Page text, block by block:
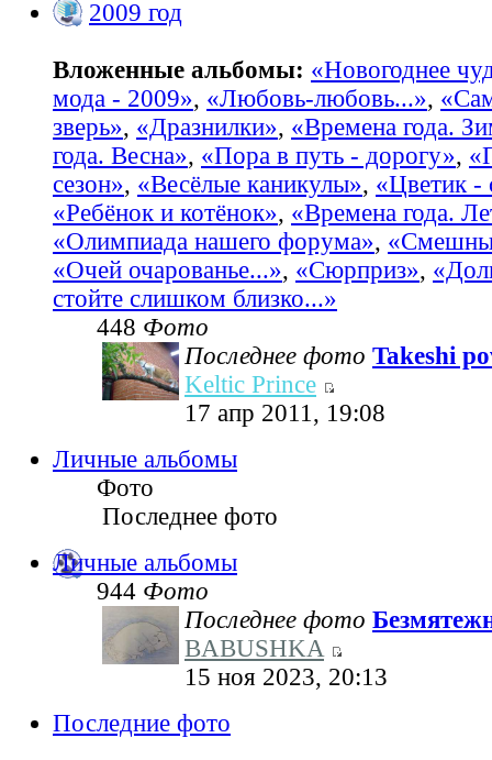
2009 год
Вложенные альбомы: «Новогоднее
мода - 2009», «Любовь-любовь...»,
зверь», «Дразнилки», «Времена года.
года. Весна», «Пора в путь - дорогу»,
сезон», «Весёлые каникулы», «Цветик -
«Ребёнок и котёнок», «Времена года.
«Олимпиада нашего форума»,
«Очей очарованье...», «Сюрприз»,
стойте слишком близко...»
448 Фото
Последнее фото Takeshi
Keltic Prince
17 апр 2011, 19:08
Личные альбомы
Фото
Последнее фото
Личные альбомы
944 Фото
Последнее фото
BABUSHKA
15 ноя 2023, 20:13
Последние фото